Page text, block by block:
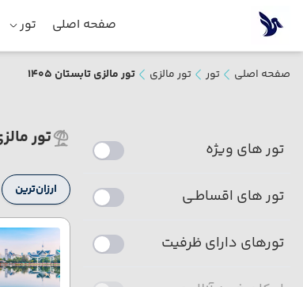
صفحه اصلی تور
صفحه اصلی تور تور مالزی تور مالزی تابستان 1405
تور های ویژه
تور های اقساطـی
تورهای دارای ظرفیت
تور
ارزان‌ترین